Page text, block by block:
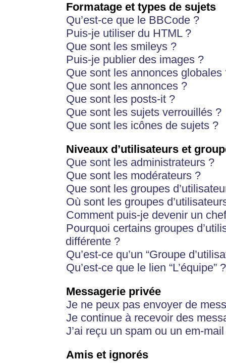
Formatage et types de sujets
Qu’est-ce que le BBCode ?
Puis-je utiliser du HTML ?
Que sont les smileys ?
Puis-je publier des images ?
Que sont les annonces globales
Que sont les annonces ?
Que sont les posts-it ?
Que sont les sujets verrouillés ?
Que sont les icônes de sujets ?
Niveaux d’utilisateurs et
Que sont les administrateurs ?
Que sont les modérateurs ?
Que sont les groupes
Où sont les groupes
Comment puis-je devenir un
Pourquoi certains groupes
différente ?
Qu’est-ce qu’un “Groupe
Qu’est-ce que le lien “L’équipe” ?
Messagerie privée
Je ne peux pas envoyer de
Je continue à recevoir des
J’ai reçu un spam ou un em-
Amis et ignorés